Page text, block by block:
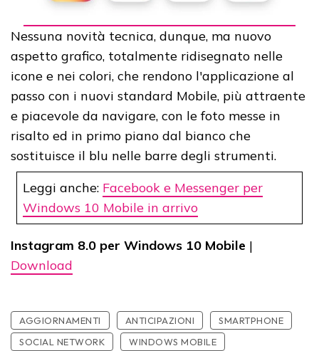
Nessuna novità tecnica, dunque, ma nuovo
aspetto grafico, totalmente ridisegnato nelle
icone e nei colori, che rendono l'applicazione al
passo con i nuovi standard Mobile, più attraente
e piacevole da navigare, con le foto messe in
risalto ed in primo piano dal bianco che
sostituisce il blu nelle barre degli strumenti.
Leggi anche: Facebook e Messenger per
Windows 10 Mobile in arrivo
Instagram 8.0 per Windows 10 Mobile |
Download
AGGIORNAMENTI ANTICIPAZIONI
SMARTPHONE
SOCIAL NETWORK
WINDOWS MOBILE